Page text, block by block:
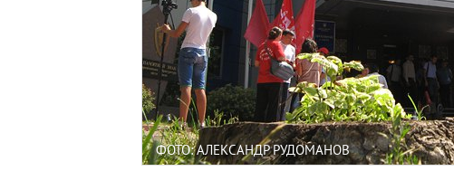
ФОТО: АЛЕКСАНДР РУДОМАНОВ